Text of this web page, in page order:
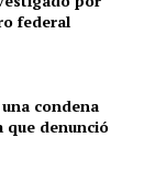
federal
condena
que denunció